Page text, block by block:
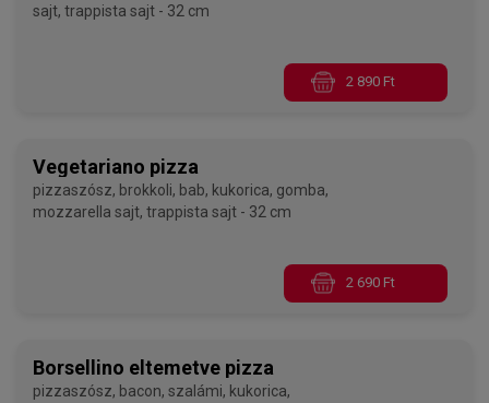
sajt, trappista sajt - 32 cm
2 890 Ft
Vegetariano pizza
pizzaszósz, brokkoli, bab, kukorica, gomba,
mozzarella sajt, trappista sajt - 32 cm
2 690 Ft
Borsellino eltemetve pizza
pizzaszósz, bacon, szalámi, kukorica,